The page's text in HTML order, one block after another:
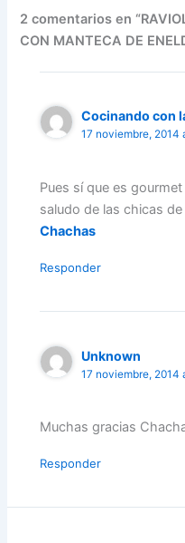
2 comentarios en
CON MANTECA DE
Cocinando con
17 noviembre, 2014
Pues sí que es
saludo de las chicas
Chachas
Responder
Unknown
17 noviembre, 2014
Muchas gracias
Responder